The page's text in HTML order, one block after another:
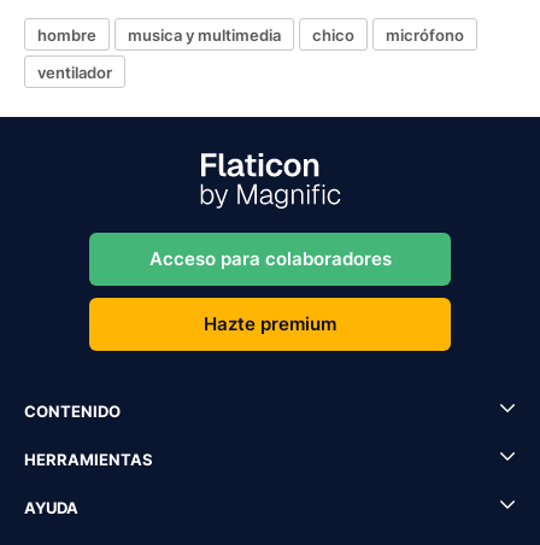
hombre musica y multimedia chico
micrófono
ventilador
Acceso para colaboradores
Hazte premium
CONTENIDO
HERRAMIENTAS
AYUDA